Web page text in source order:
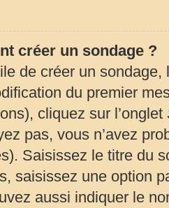
créer un sondage ?
de créer un sondage,
du premier
cliquez sur l’onglet
pas, vous n’avez
Saisissez le titre du
saisissez une option
aussi indiquer le